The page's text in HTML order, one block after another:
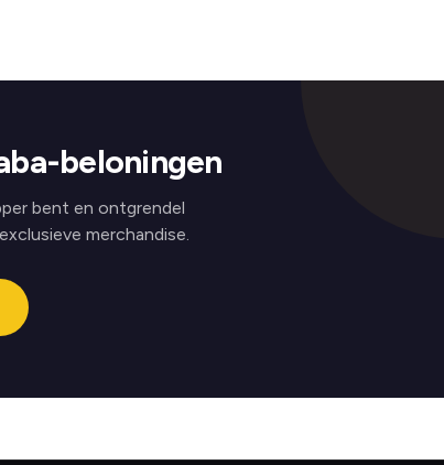
beloningen
bent en ontgrendel
merchandise.